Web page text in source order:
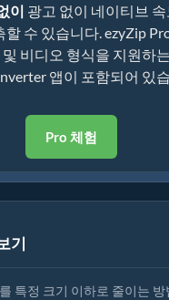
이 광고 없이 네이티브
할 수 있습니다. ezyZip
비디오 형식을 지원하
앱이 포함되어 있
Pro 체험
기방법 (간단한 가이드)
특정 크기 이하로 줄이는